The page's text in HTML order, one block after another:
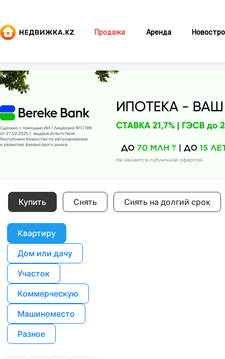
Продажа Аренда
Купить Снять Снять на долгий срок
Квартиру
Дом или дачу
Участок
Коммерческую
Машиноместо
Разное